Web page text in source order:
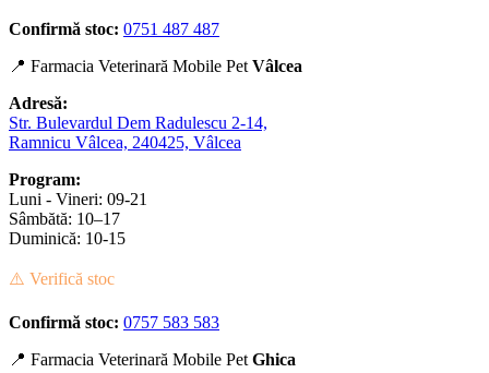
Confirmă stoc: 0751 487 487
📍 Farmacia Veterinară Mobile Pet Vâlcea
Adresă:
Str. Bulevardul Dem Radulescu 2-14,
Ramnicu Vâlcea, 240425, Vâlcea
Program:
Luni - Vineri: 09-21
Sâmbătă: 10–17
Duminică: 10-15
⚠️ Verifică stoc
Confirmă stoc: 0757 583 583
📍 Farmacia Veterinară Mobile Pet Ghica